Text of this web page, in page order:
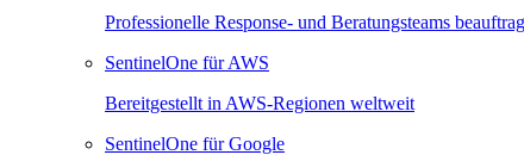
Professionelle Response- und Beratungsteams
SentinelOne für AWS
Bereitgestellt in AWS-Regionen weltweit
SentinelOne für Google